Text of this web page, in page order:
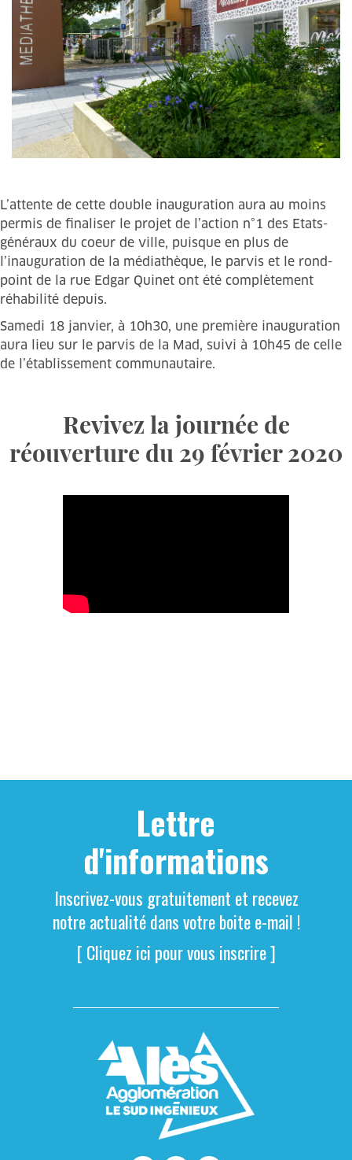
L’attente de cette double inauguration aura au moins
permis de finaliser le projet de l’action n°1 des Etats-
généraux du coeur de ville, puisque en plus de
l’inauguration de la médiathèque, le parvis et le rond-
point de la rue Edgar Quinet ont été complètement
réhabilité depuis.
Samedi 18 janvier, à 10h30, une première inauguration
aura lieu sur le parvis de la Mad, suivi à 10h45 de celle
de l’établissement communautaire.
Revivez la journée de
réouverture du 29 février 2020
Lettre
d'informations
Inscrivez-vous gratuitement et recevez
notre actualité dans votre boite e-mail !
[ Cliquez ici pour vous inscrire ]